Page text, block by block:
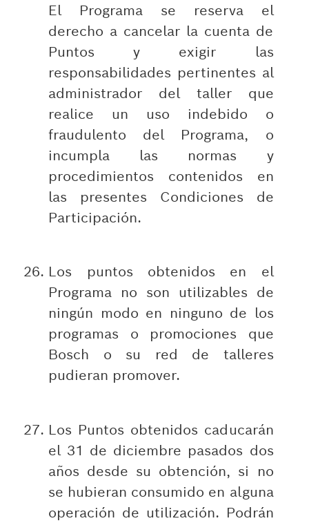
El Programa se reserva el
derecho a cancelar la cuenta de
Puntos y exigir las
responsabilidades pertinentes al
administrador del taller que
realice un uso indebido o
fraudulento del Programa, o
incumpla las normas y
procedimientos contenidos en
las presentes Condiciones de
Participación.
Los puntos obtenidos en el
Programa no son utilizables de
ningún modo en ninguno de los
programas o promociones que
Bosch o su red de talleres
pudieran promover.
Los Puntos obtenidos caducarán
el 31 de diciembre pasados dos
años desde su obtención, si no
se hubieran consumido en alguna
operación de utilización. Podrán